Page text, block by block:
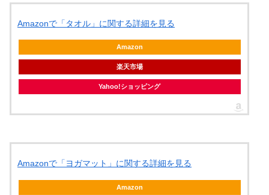
Amazonで「タオル」に関する詳細を見る
Amazon
楽天市場
Yahoo!ショッピング
Amazonで「ヨガマット」に関する詳細を見る
Amazon